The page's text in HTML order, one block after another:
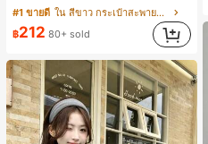
#1 ขายดี
ใน สีขาว กระเป๋าสะพายผู้หญิง
฿212 80+ sold